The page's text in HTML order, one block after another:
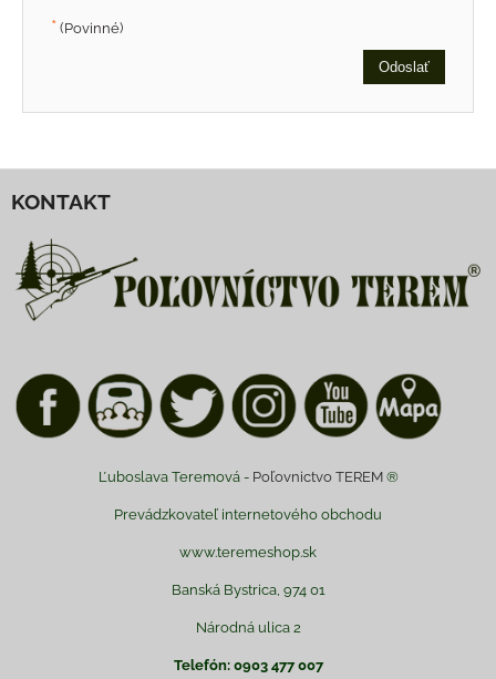
* (Povinné)
Odoslať
KONTAKT
Ľuboslava Teremová - Poľovnictvo TEREM®
Prevádzkovateľ internetového obchodu
www.teremeshop.sk
Banská Bystrica, 974 01
Národná ulica 2
Telefón: 0903 477 007